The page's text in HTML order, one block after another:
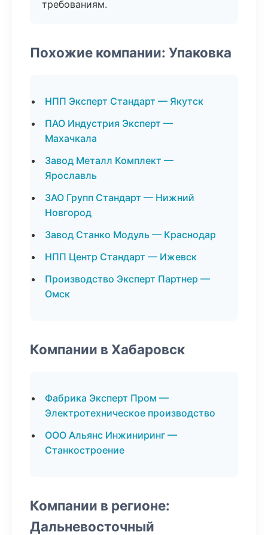
требованиям.
Похожие компании: Упаковка
НПП Эксперт Стандарт — Якутск
ПАО Индустрия Эксперт —
Махачкала
Завод Металл Комплект —
Ярославль
ЗАО Групп Стандарт — Нижний
Новгород
Завод Станко Модуль — Краснодар
НПП Центр Стандарт — Ижевск
Производство Эксперт Партнер —
Омск
Компании в Хабаровск
Фабрика Эксперт Пром —
Электротехническое производство
ООО Альянс Инжиниринг —
Станкостроение
Компании в регионе:
Дальневосточный